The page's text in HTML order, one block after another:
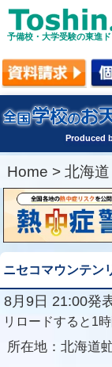
予備校・大学受験の東進
Produced
Home > 北海道
ニセコマウンテン
8月9日 21:00発
リロードすると1
所在地： 北海道